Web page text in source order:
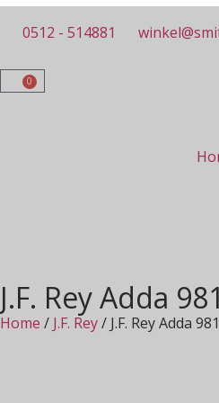
0512 - 514881
0
J.F. Rey Adda
Home / J.F. Rey/ J.F. Rey Adda